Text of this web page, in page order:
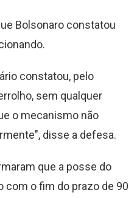
Bolsonaro constatou
constatou, pelo
sem qualquer
o mecanismo não
disse a defesa.
que a posse do
com o fim do prazo de 90